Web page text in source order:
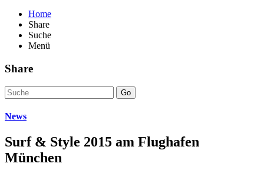
Home
Share
Suche
Menü
Share
Go
News
Surf & Style 2015 am Flughafen
München